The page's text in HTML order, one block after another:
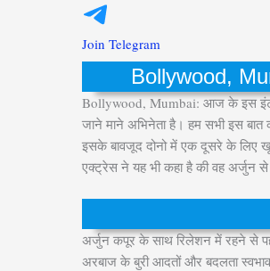
Join Telegram
Bollywood,
Bollywood, Mumbai: आज के इस
जाने माने अभिनेता है। हम सभी इस
इसके बावजूद दोनो में एक दूसरे के लिए
एक्ट्रेस ने यह भी कहा है की वह अर्जुन से
अर्जुन कपूर के साथ रिलेशन में रहने से
अरबाज के बुरी आदतों और बदलता